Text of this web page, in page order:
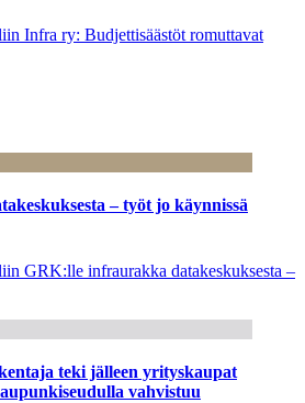
Infra ry: Budjettisäästöt romuttavat
– työt jo käynnissä
GRK:lle infraurakka datakeskuksesta –
teki jälleen yrityskaupat
vahvistuu